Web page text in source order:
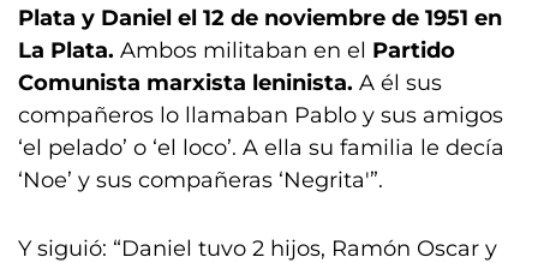
Plata y Daniel el 12 de noviembre de 1951 en
La Plata. Ambos militaban en el Partido
Comunista marxista leninista. A él sus
compañeros lo llamaban Pablo y sus amigos
‘el pelado’ o ‘el loco’. A ella su familia le decía
‘Noe’ y sus compañeras ‘Negrita'”.
Y siguió: “Daniel tuvo 2 hijos, Ramón Oscar y